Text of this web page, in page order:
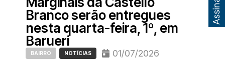
Branco serão entregues
nesta quarta-feira, 1º, em
Barueri
BAIRRO NOTÍCIAS 01/07/2026